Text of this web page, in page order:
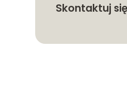
Skontaktuj